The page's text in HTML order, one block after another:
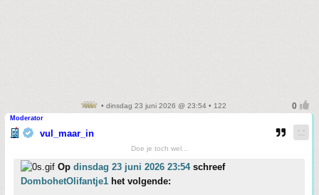
• dinsdag 23 juni 2026 @ 23:54 • 122
Moderator
vul_maar_in
Doe je toch wel...
Op dinsdag 23 juni 2026 23:54schreef
DombohetOlifantje1 het volgende: